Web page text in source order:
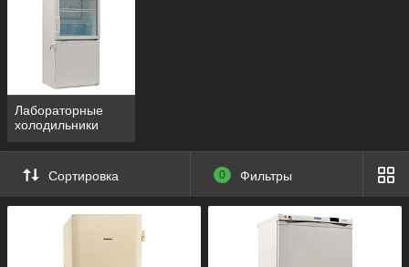
Лабораторные
холодильники
Сортировка 0 Фильтры